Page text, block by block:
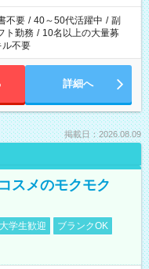
不要 / 40～50代活躍中 / 副
ト勤務 / 10名以上の大量募
ル不要
詳細へ
掲載日：2026.08.09
スメのモクモク
大学生歓迎
ブランクOK